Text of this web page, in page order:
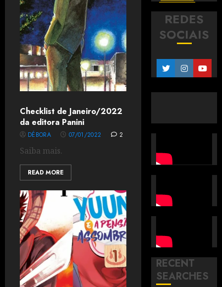
Checklist de Janeiro/2022
da editora Panini
DÉBORA 07/01/2022 2
Saiba mais.
READ MORE
REDES
SOCIAIS
RECENT
SEARCHES